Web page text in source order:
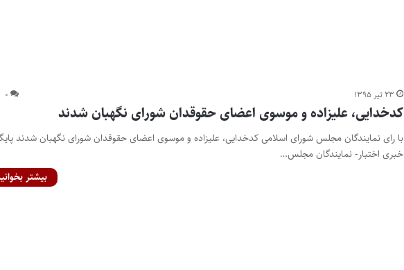
۲۳ تیر ۱۳۹۵ ۰
کدخدایی، علیزاده و موسوی اعضای حقوقدان شورای نگهبان شدند
با رای نمایندگان مجلس شورای اسلامی کدخدایی، علیزاده و موسوی اعضای حقوقدان شورای نگهبان شدند
خبری اختبار- نمایندگان مجلس…
بیشتر